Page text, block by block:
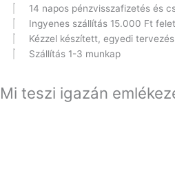
14 napos pénzvisszafizetés és
Ingyenes szállítás 15.000 Ft
Kézzel készített, egyedi tervezés
Szállítás 1-3 munkap
Mi teszi igazán